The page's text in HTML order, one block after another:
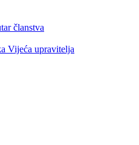
članstva
Vijeća upravitelja